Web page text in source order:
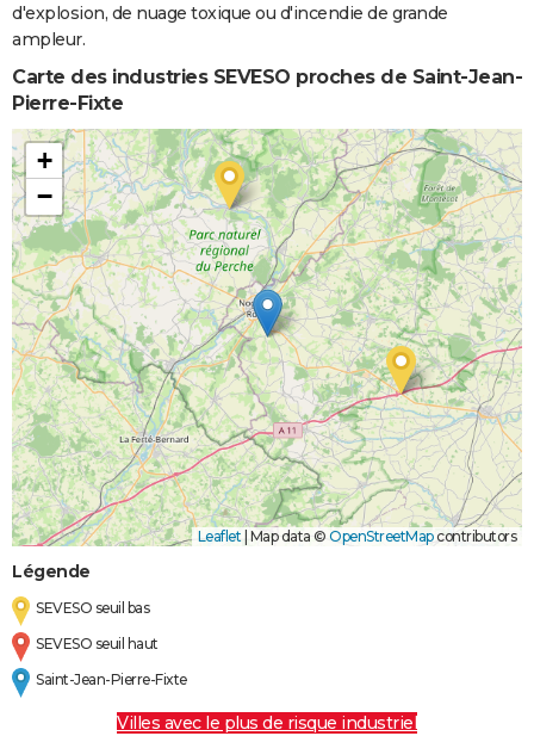
d'explosion, de nuage toxique ou d'incendie de grande
ampleur.
Carte des industries SEVESO proches de Saint-Jean-
Pierre-Fixte
+
−
Leaflet Map data © OpenStreetMapcontributors
Légende
SEVESO seuil bas
SEVESO seuil haut
Saint-Jean-Pierre-Fixte
Villes avec le plus de risque industriel